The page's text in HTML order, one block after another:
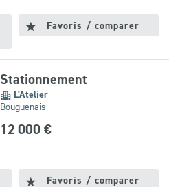
Favoris / comparer
Stationnement
L'Atelier
Bouguenais
12 000 €
Favoris / comparer